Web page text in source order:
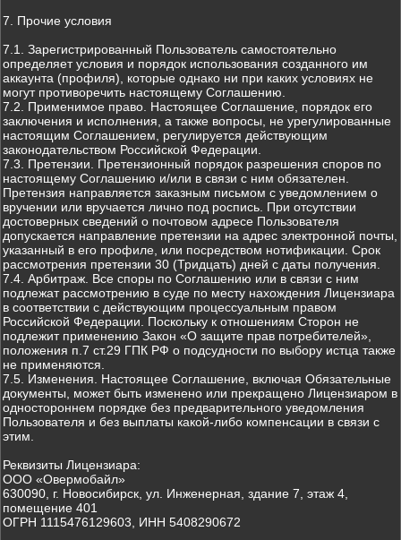
7. Прочие условия
7.1. Зарегистрированный Пользователь самостоятельно
определяет условия и порядок использования созданного им
аккаунта (профиля), которые однако ни при каких условиях не
могут противоречить настоящему Соглашению.
7.2. Применимое право. Настоящее Соглашение, порядок его
заключения и исполнения, а также вопросы, не урегулированные
настоящим Соглашением, регулируется действующим
законодательством Российской Федерации.
7.3. Претензии. Претензионный порядок разрешения споров по
настоящему Соглашению и/или в связи с ним обязателен.
Претензия направляется заказным письмом с уведомлением о
вручении или вручается лично под роспись. При отсутствии
достоверных сведений о почтовом адресе Пользователя
допускается направление претензии на адрес электронной почты,
указанный в его профиле, или посредством нотификации. Срок
рассмотрения претензии 30 (Тридцать) дней с даты получения.
7.4. Арбитраж. Все споры по Соглашению или в связи с ним
подлежат рассмотрению в суде по месту нахождения Лицензиара
в соответствии с действующим процессуальным правом
Российской Федерации. Поскольку к отношениям Сторон не
подлежит применению Закон «О защите прав потребителей»,
положения п.7 ст.29 ГПК РФ о подсудности по выбору истца также
не применяются.
7.5. Изменения. Настоящее Соглашение, включая Обязательные
документы, может быть изменено или прекращено Лицензиаром в
одностороннем порядке без предварительного уведомления
Пользователя и без выплаты какой-либо компенсации в связи с
этим.
Реквизиты Лицензиара:
ООО «Овермобайл»
630090, г. Новосибирск, ул. Инженерная, здание 7, этаж 4,
помещение 401
ОГРН 1115476129603, ИНН 5408290672